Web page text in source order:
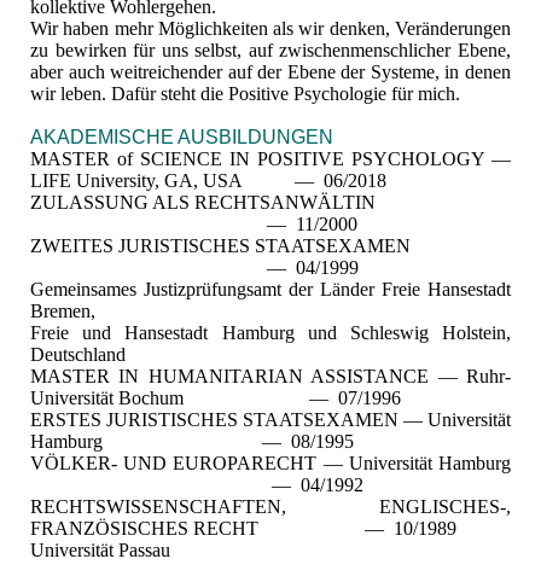
kollektive Wohlergehen.
Wir haben mehr Möglichkeiten als wir denken, Veränderungen
zu bewirken für uns selbst, auf zwischenmenschlicher Ebene,
aber auch weitreichender auf der Ebene der Systeme, in denen
wir leben. Dafür steht die Positive Psychologie für mich.
AKADEMISCHE AUSBILDUNGEN
MASTER of SCIENCE IN POSITIVE PSYCHOLOGY —
LIFE University, GA, USA — 06/2018
ZULASSUNG ALS RECHTSANWÄLTIN
— 11/2000
ZWEITES JURISTISCHES STAATSEXAMEN
— 04/1999
Gemeinsames Justizprüfungsamt der Länder Freie Hansestadt
Bremen,
Freie und Hansestadt Hamburg und Schleswig Holstein,
Deutschland
MASTER IN HUMANITARIAN ASSISTANCE — Ruhr-
Universität Bochum — 07/1996
ERSTES JURISTISCHES STAATSEXAMEN — Universität
Hamburg — 08/1995
VÖLKER- UND EUROPARECHT — Universität Hamburg
— 04/1992
RECHTSWISSENSCHAFTEN, ENGLISCHES-,
FRANZÖSISCHES RECHT — 10/1989
Universität Passau